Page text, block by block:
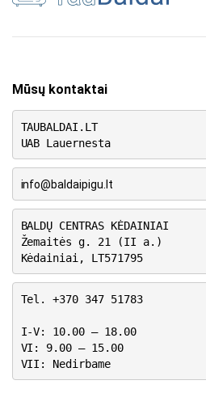
Mūsų kontaktai
TAUBALDAI.LT
UAB Lauernesta
info@baldaipigu.lt
BALDŲ CENTRAS KĖDAINIAI
Žemaitės g. 21 (II a.)
Kėdainiai, LT571795
Tel. +370 347 51783
I-V: 10.00 – 18.00
VI: 9.00 – 15.00
VII: Nedirbame